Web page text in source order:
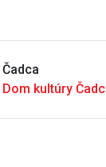
Čadca
Dom kultúry